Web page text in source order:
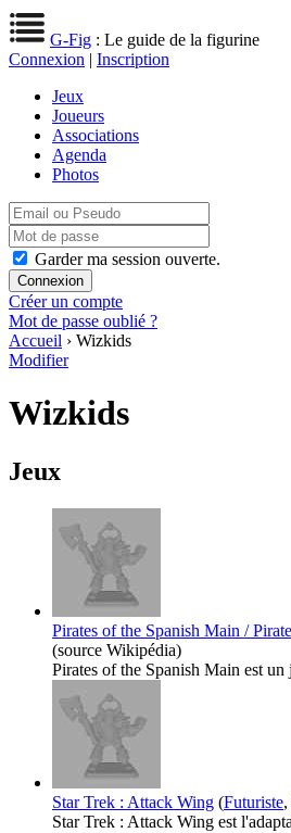
G-Fig : Le guide de la figurine
Connexion | Inscription
Jeux
Joueurs
Associations
Agenda
Photos
Garder ma session ouverte.
Créer un compte
Mot de passe oublié ?
Accueil › Wizkids
Modifier
Wizkids
Jeux
Pirates of the Spanish Main /
(source Wikipédia)
Pirates of the Spanish Main est
Star Trek : Attack Wing (Futuriste,
Star Trek : Attack Wing est